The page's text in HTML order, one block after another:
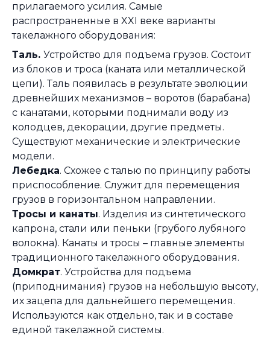
прилагаемого усилия. Самые
распространенные в XXI веке варианты
такелажного оборудования:
Таль. Устройство для подъема грузов. Состоит
из блоков и троса (каната или металлической
цепи). Таль появилась в результате эволюции
древнейших механизмов – воротов (барабана)
с канатами, которыми поднимали воду из
колодцев, декорации, другие предметы.
Существуют механические и электрические
модели.
Лебедка. Схожее с талью по принципу работы
приспособление. Служит для перемещения
грузов в горизонтальном направлении.
Тросы и канаты. Изделия из синтетического
капрона, стали или пеньки (грубого лубяного
волокна). Канаты и тросы – главные элементы
традиционного такелажного оборудования.
Домкрат. Устройства для подъема
(приподнимания) грузов на небольшую высоту,
их зацепа для дальнейшего перемещения.
Используются как отдельно, так и в составе
единой такелажной системы.